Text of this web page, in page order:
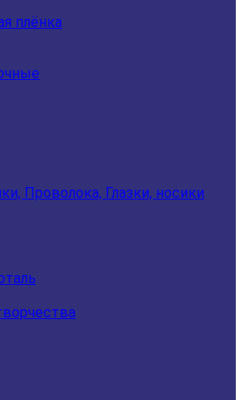
плёнка
Проволока, Глазки, носики